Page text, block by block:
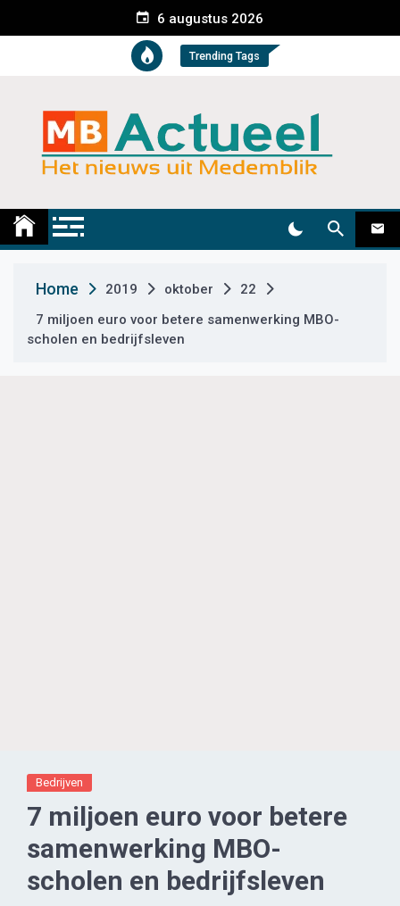
e
t
6 augustus 2026
Trending Tags
Medemblik Actueel
Home 2019 oktober
22
7 miljoen euro voor betere samenwerking MBO-
scholen en bedrijfsleven
Bedrijven
7 miljoen euro voor betere
samenwerking MBO-
scholen en bedrijfsleven